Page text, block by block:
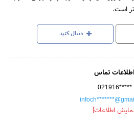
است.
دنبال کنید
اطلاعات تماس
021916*****
اطلاعات]